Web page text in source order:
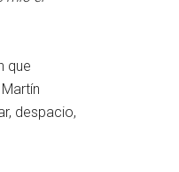
que
despacio,